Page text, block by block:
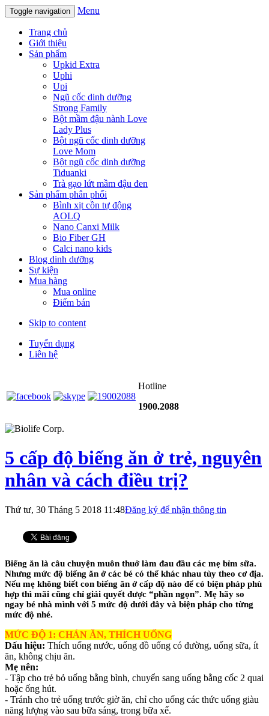
Toggle navigation Menu
Trang chủ
Giới thiệu
Sản phẩm
Upkid Extra
Uphi
Upi
Ngũ cốc dinh dưỡng
Strong Family
Bột mầm đậu nành Love
Lady Plus
Bột ngũ cốc dinh dưỡng
Love Mom
Bột ngũ cốc dinh dưỡng
Tiduanki
Trà gạo lứt mầm đậu đen
Sản phẩm phân phối
Bình xịt cồn tự động
AOLQ
Nano Canxi Milk
Bio Fiber GH
Calci nano kids
Blog dinh dưỡng
Sự kiện
Mua hàng
Mua online
Điểm bán
Skip to content
Tuyển dụng
Liên hệ
Hotline
1900.2088
5 cấp độ biếng ăn ở trẻ, nguyên
nhân và cách điều trị?
Thứ tư, 30 Tháng 5 2018 11:48Đăng ký để nhận thông tin
Biếng ăn là câu chuyện muôn thuở làm đau đầu các mẹ bỉm sữa.
Nhưng mức độ biếng ăn ở các bé có thể khác nhau tùy theo cơ địa.
Nếu mẹ không biết con biếng ăn ở cấp độ nào để có biện pháp phù
hợp thì mãi cũng chỉ giải quyết được “phần ngọn”. Mẹ hãy so
ngay bé nhà mình với 5 mức độ dưới đây và biện pháp cho từng
mức độ nhé.
MỨC ĐỘ 1: CHÁN ĂN, THÍCH UỐNG
Dấu hiệu: Thích uống nước, uống đồ uống có đường, uống sữa, ít
ăn, không chịu ăn.
Mẹ nên:
- Tập cho trẻ bỏ uống bằng bình, chuyển sang uống bằng cốc 2 quai
hoặc ống hút.
- Tránh cho trẻ uống trước giờ ăn, chỉ cho uống các thức uống giàu
năng lượng vào sau bữa sáng, trong bữa xế.